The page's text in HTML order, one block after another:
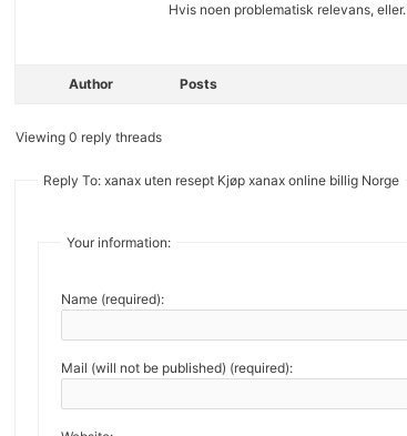
Hvis noen problematisk relevans, eller.
Author Posts
Viewing 0 reply threads
Reply To: xanax uten resept Kjøp xanax online billig Norge
Your information:
Name (required):
Mail (will not be published) (required):